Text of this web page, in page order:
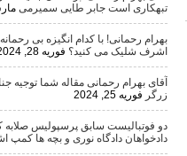
تبهکاری است جابر طایی سمیرمی مارس
بهرام رحمانی! با کدام انگیزه بی
اشرف شلیک می کنید؟ فوریه 28, 2024
آقای بهرام رحمانی مقاله شما توجیه
زرگر فوریه 25, 2024
دو فوتبالیست سابق پرسپولیس
دادخواهان دادگاه نوری و بچه ها کمپ